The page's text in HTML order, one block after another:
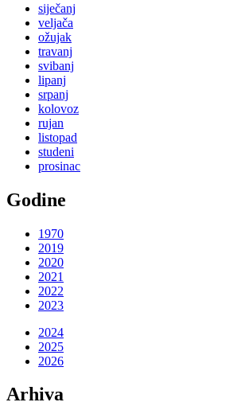
siječanj
veljača
ožujak
travanj
svibanj
lipanj
srpanj
kolovoz
rujan
listopad
studeni
prosinac
Godine
1970
2019
2020
2021
2022
2023
2024
2025
2026
Arhiva